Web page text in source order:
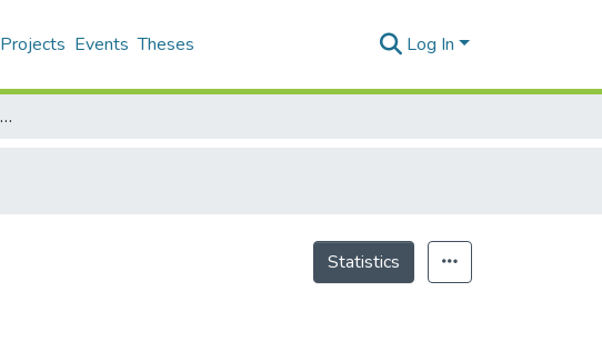
Projects Events Theses Log In
正向教育與大專學生的全人精神健康
Statistics